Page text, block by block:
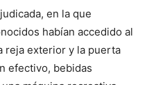
en la que
habían accedido al
reja exterior y la puerta
efectivo, bebidas